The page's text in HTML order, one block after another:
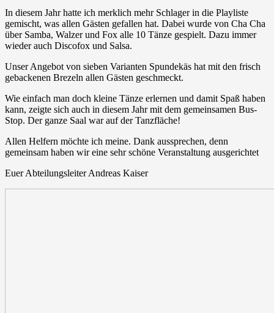
In diesem Jahr hatte ich merklich mehr Schlager in die Playliste
gemischt, was allen Gästen gefallen hat. Dabei wurde von Cha Cha
über Samba, Walzer und Fox alle 10 Tänze gespielt. Dazu immer
wieder auch Discofox und Salsa.
Unser Angebot von sieben Varianten Spundekäs hat mit den frisch
gebackenen Brezeln allen Gästen geschmeckt.
Wie einfach man doch kleine Tänze erlernen und damit Spaß haben
kann, zeigte sich auch in diesem Jahr mit dem gemeinsamen Bus-
Stop. Der ganze Saal war auf der Tanzfläche!
Allen Helfern möchte ich meine. Dank aussprechen, denn
gemeinsam haben wir eine sehr schöne Veranstaltung ausgerichtet
Euer Abteilungsleiter Andreas Kaiser